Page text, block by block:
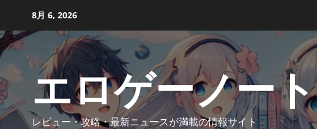
content
8月 6, 2026
エロゲーノート
レビュー・攻略・最新ニュースが満載の情報サイト